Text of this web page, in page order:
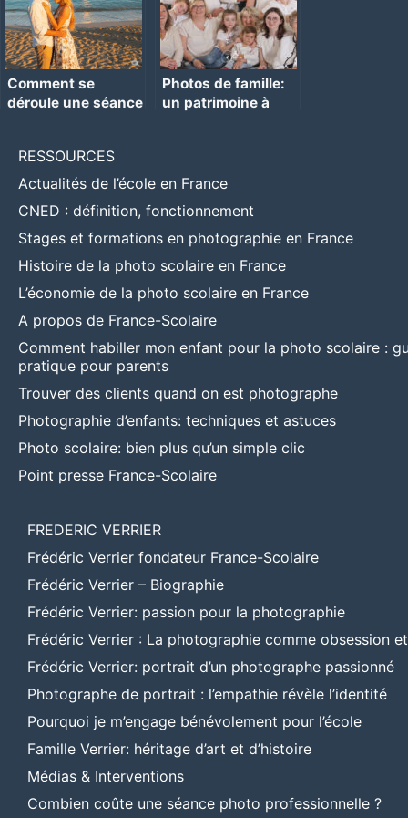
Comment se
déroule une séance
Photos de famille:
un patrimoine à
RESSOURCES
Actualités de l’école en France
CNED : définition, fonctionnement
Stages et formations en photographie en France
Histoire de la photo scolaire en France
L’économie de la photo scolaire en France
A propos de France-Scolaire
Comment habiller mon enfant pour la photo scolaire :
pratique pour parents
Trouver des clients quand on est photographe
Photographie d’enfants: techniques et astuces
Photo scolaire: bien plus qu’un simple clic
Point presse France-Scolaire
FREDERIC VERRIER
Frédéric Verrier fondateur France-Scolaire
Frédéric Verrier – Biographie
Frédéric Verrier: passion pour la photographie
Frédéric Verrier : La photographie comme obsession
Frédéric Verrier: portrait d’un photographe passionné
Photographe de portrait : l’empathie révèle l’identité
Pourquoi je m’engage bénévolement pour l’école
Famille Verrier: héritage d’art et d’histoire
Médias & Interventions
Combien coûte une séance photo professionnelle ?